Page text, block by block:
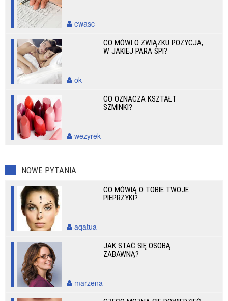
ewasc
CO MÓWI O ZWIĄZKU POZYCJA,
W JAKIEJ PARA ŚPI?
ok
CO OZNACZA KSZTAŁT
SZMINKI?
wezyrek
NOWE PYTANIA
CO MÓWIĄ O TOBIE TWOJE
PIEPRZYKI?
aqatua
JAK STAĆ SIĘ OSOBĄ
ZABAWNĄ?
marzena